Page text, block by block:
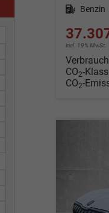
Kraftstoff Benzin
incl. 19% MwSt.
CO2-
CO2-